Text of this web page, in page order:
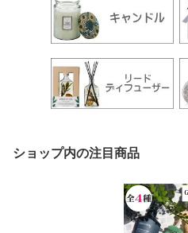
ショップ内の注目商品